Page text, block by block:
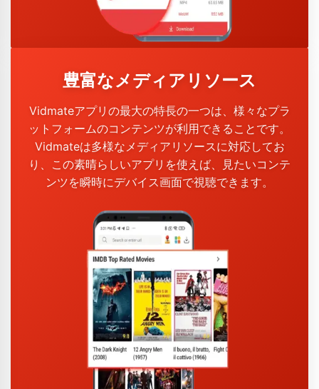
豊富なメディアリソース
Vidmateアプリの最大の特長の一つは、様々なプラ
ットフォームのコンテンツが利用できることです。
Vidmateは多様なメディアリソースに対応してお
り、この素晴らしいアプリを使えば、見たいコンテ
ンツを瞬時にデバイス画面で視聴できます。